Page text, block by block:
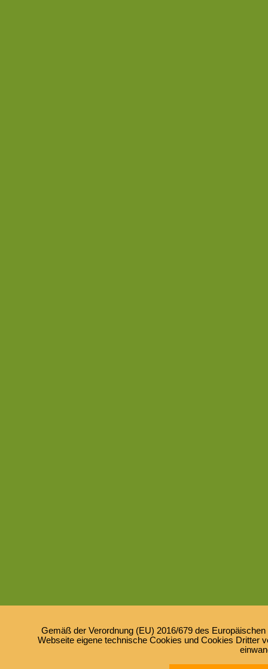
Gemäß der Verordnung (EU) 2016/679 des
Webseite eigene technische Cookies und Cookies Dritter